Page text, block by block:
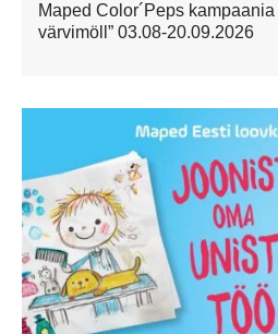
Maped Color´Peps kampaania
värvimöll” 03.08-20.09.2026